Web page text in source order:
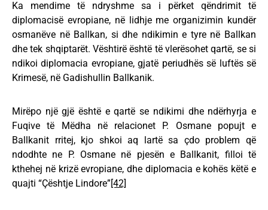
Ka mendime të ndryshme sa i përket qëndrimit të
diplomacisë evropiane, në lidhje me organizimin kundër
osmanëve në Ballkan, si dhe ndikimin e tyre në Ballkan
dhe tek shqiptarët. Vështirë është të vlerësohet qartë, se si
ndikoi diplomacia evropiane, gjatë periudhës së luftës së
Krimesë, në Gadishullin Ballkanik.
Mirëpo një gjë është e qartë se ndikimi dhe ndërhyrja e
Fuqive të Mëdha në relacionet P. Osmane popujt e
Ballkanit rritej, kjo shkoi aq lartë sa çdo problem që
ndodhte ne P. Osmane në pjesën e Ballkanit, filloi të
kthehej në krizë evropiane, dhe diplomacia e kohës këtë e
quajti “Çështje Lindore”[42]